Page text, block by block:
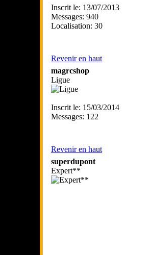
Inscrit le: 13/07/2013
Messages: 940
Localisation: 30
Revenir en haut
magrcshop
Ligue
Inscrit le: 15/03/2014
Messages: 122
Revenir en haut
superdupont
Expert**